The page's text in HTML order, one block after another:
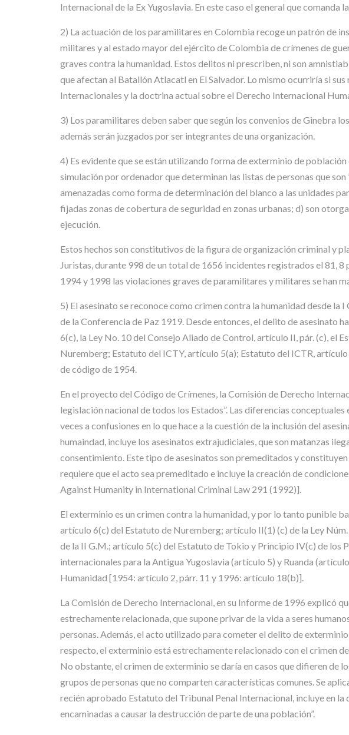
Internacional de la Ex Yugoslavia. En este caso el general que
2) La actuación de los paramilitares en Colombia recoge un patrón de
militares y al estado mayor del ejército de Colombia de crímenes de
graves contra la humanidad. Estos delitos ni prescriben, ni son
que afectan al Batallón Atlacatl en El Salvador. Lo mismo ocurriría si
Internacionales y la doctrina actual sobre el Derecho Internacional
3) Los paramilitares deben saber que según los convenios de Ginebra
además serán juzgados por ser integrantes de una organización.
4) Es evidente que se están utilizando forma de exterminio de
simulación por ordenador que determinan las listas de personas que
amenazadas como forma de determinación del blanco a las unidades
fijadas zonas de cobertura de seguridad en zonas urbanas; d) son
ejecución.
Estos hechos son constitutivos de la figura de organización criminal y
Juristas, durante 998 de un total de 1656 incidentes registrados el 81,
1994 y 1998 las violaciones graves de paramilitares y militares se han
5) El asesinato se reconoce como crimen contra la humanidad desde la
de la Conferencia de Paz 1919. Desde entonces, el delito de asesinato
6(c), la Ley No. 10 del Consejo Aliado de Control, artículo II, pár. (c),
Nuremberg; Estatuto del ICTY, artículo 5(a); Estatuto del ICTR,
de código de 1954.
En el proyecto del Código de Crímenes, la Comisión de Derecho
legislación nacional de todos los Estados”. Las diferencias
veces a confusiones en lo que hace a la cuestión de la inclusión del
humaindad, incluye los asesinatos extrajudiciales, que son matanzas
consentimiento. Este tipo de asesinatos son premeditados y
requiere que el acto sea premeditado e incluye la creación de
Against Humanity in International Criminal Law 291 (1992)].
El exterminio es un crimen contra la humanidad, y por lo tanto punible
artículo 6(c) del Estatuto de Nuremberg; artículo II(1) (c) de la Ley
de la II G.M.; artículo 5(c) del Estatuto de Tokio y Principio IV(c) de los
internacionales para la Antigua Yugoslavia (artículo 5) y Ruanda
Humanidad [1954: artículo 2, párr. 11 y 1996: artículo 18(b)].
La Comisión de Derecho Internacional, en su Informe de 1996 explicó
estrechamente relacionada, que supone privar de la vida a seres
personas. Además, el acto utilizado para cometer el delito de
respecto, el exterminio está estrechamente relacionado con el crimen
No obstante, el crimen de exterminio se daría en casos que difieren de
grupos de personas que no comparten características comunes. Se
recién aprobado Estatuto del Tribunal Penal Internacional, incluye en
encaminadas a causar la destrucción de parte de una población”.